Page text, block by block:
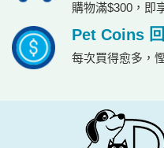
購物滿$300，即
Pet Coins
每次買得愈多，